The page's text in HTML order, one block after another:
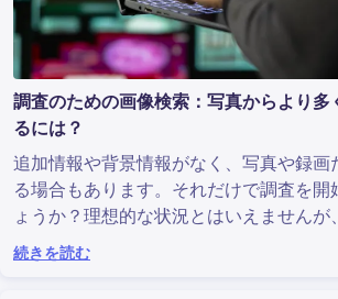
調査のための画像検索：写真からより多
るには？
追加情報や背景情報がなく、写真や録画
る場合もあります。それだけで調査を開
ょうか？理想的な状況とはいえませんが
うには十分です。画像検索を利用すれば
発見し、調査に役立てることができます
続きを読む